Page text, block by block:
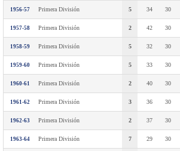
1956-57 Primera División 5 34 30
1957-58 Primera División 2 42 30
1958-59 Primera División 5 32 30
1959-60 Primera División 5 33 30
1960-61 Primera División 2 40 30
1961-62 Primera División 3 36 30
1962-63 Primera División 2 37 30
1963-64 Primera División 7 29 30